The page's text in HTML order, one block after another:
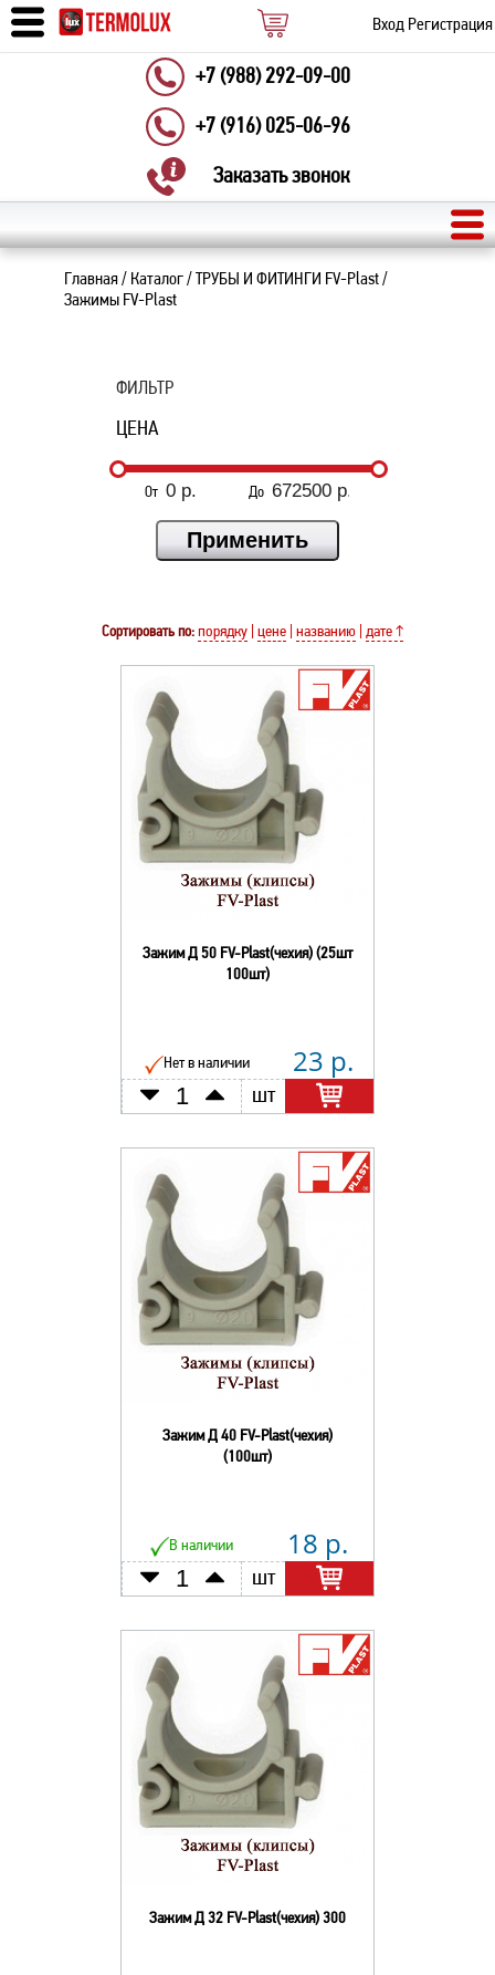
Вход Регистрация
+7 (988) 292-09-00
+7 (916) 025-06-96
Заказать звонок
Главная/ Каталог/ ТРУБЫ И ФИТИНГИ FV-Plast/
Зажимы FV-Plast
ФИЛЬТР
ЦЕНА
От До
Сортировать по: порядку цене названию дате ↑
Зажим Д 50 FV-Plast(чехия) (25шт
100шт)
Нет в наличии 23 р.
шт
Зажим Д 40 FV-Plast(чехия)
(100шт)
В наличии 18 р.
шт
Зажим Д 32 FV-Plast(чехия) 300